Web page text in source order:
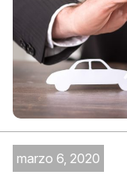
marzo 6, 2020